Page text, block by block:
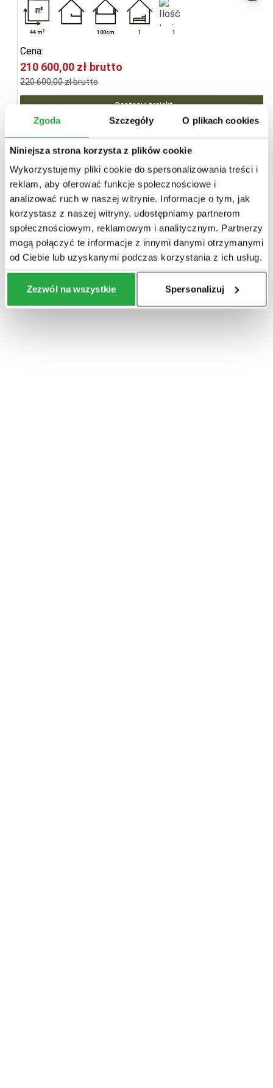
Zgoda Szczegóły O plikach cookies
Niniejsza strona korzysta z plików cookie
Wykorzystujemy pliki cookie do spersonalizowania treści i
reklam, aby oferować funkcje społecznościowe i
analizować ruch w naszej witrynie. Informacje o tym, jak
korzystasz z naszej witryny, udostępniamy partnerom
społecznościowym, reklamowym i analitycznym. Partnerzy
mogą połączyć te informacje z innymi danymi otrzymanymi
od Ciebie lub uzyskanymi podczas korzystania z ich usług.
Zezwól na wszystkie Spersonalizuj
44 m2 100cm 1 1
Cena:
210 600,00 zł brutto
220 600,00 złbrutto
Dostosuj projekt